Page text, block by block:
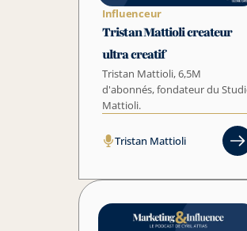
Influenceur
Tristan Mattioli createur
ultra creatif
Tristan Mattioli, 6,5M
d'abonnés, fondateur du
Mattioli.
Tristan Mattioli